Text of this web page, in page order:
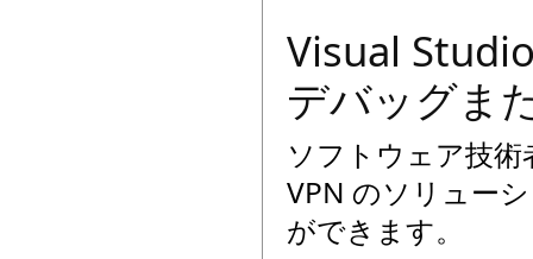
Visual
デバッグま
ソフトウェア技
VPN のソリュー
ができます。